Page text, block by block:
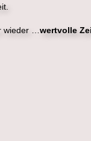
wieder … wertvolle